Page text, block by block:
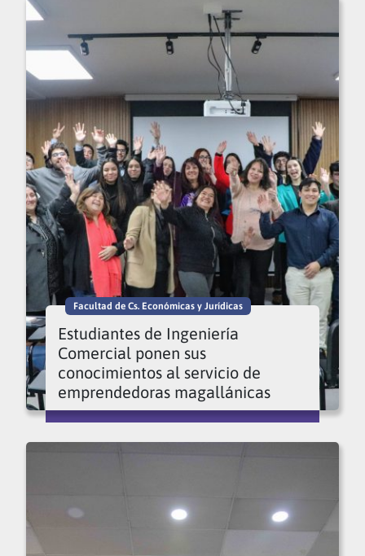
Facultad de Cs. Económicas y Jurídicas
Estudiantes de Ingeniería
Comercial ponen sus
conocimientos al servicio de
emprendedoras magallánicas